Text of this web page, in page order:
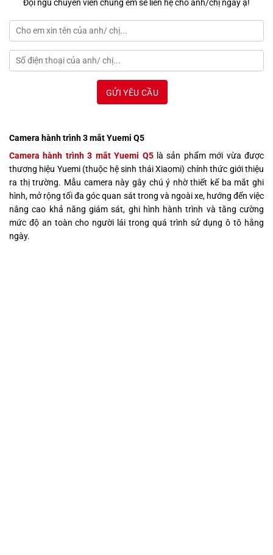
Đội ngũ chuyên viên chúng em sẽ liên hệ cho anh/chị ngay ạ!
Camera hành trình 3 mắt Yuemi Q5
Camera hành trình 3 mắt Yuemi Q5là sản phẩm mới vừa được
thương hiệu Yuemi (thuộc hệ sinh thái Xiaomi) chính thức giới thiệu
ra thị trường. Mẫu camera này gây chú ý nhờ thiết kế ba mắt ghi
hình, mở rộng tối đa góc quan sát trong và ngoài xe, hướng đến việc
nâng cao khả năng giám sát, ghi hình hành trình và tăng cường
mức độ an toàn cho người lái trong quá trình sử dụng ô tô hằng
ngày.